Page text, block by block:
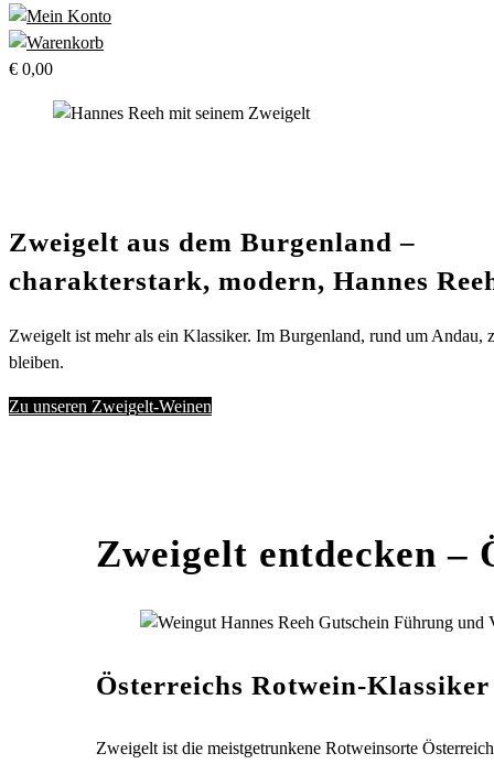
€ 0,00
Zweigelt aus dem Burgenland –
charakterstark, modern, Hannes
Zweigelt ist mehr als ein Klassiker. Im Burgenland, rund um Andau,
bleiben.
Zu unseren Zweigelt-Weinen
Zweigelt entdecken –
Österreichs Rotwein-
Zweigelt ist die meistgetrunkene Rotweinsorte